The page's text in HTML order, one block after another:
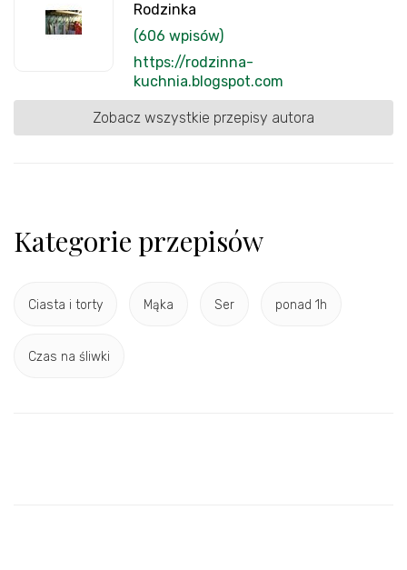
Rodzinka
(606 wpisów)
https://rodzinna-
kuchnia.blogspot.com
Zobacz wszystkie przepisy autora
Kategorie przepisów
Ciasta i torty Mąka Ser ponad 1h
Czas na śliwki